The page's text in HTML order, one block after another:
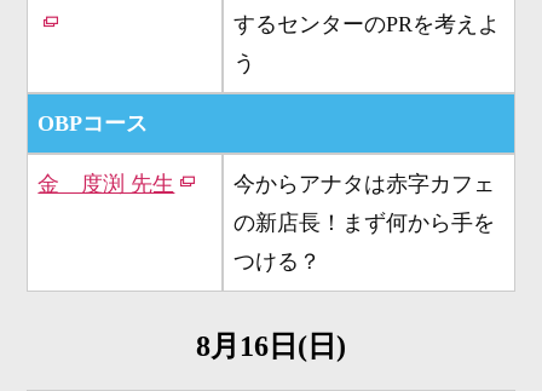
するセンターのPRを考えよ
う
OBPコース
金 度渕 先生
今からアナタは赤字カフェ
の新店長！まず何から手を
つける？
8月16日(日)